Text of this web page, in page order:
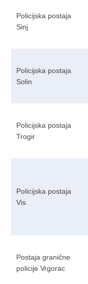
Policijska postaja
Sinj
Policijska postaja
Solin
Policijska postaja
Trogir
Policijska postaja
Vis
Postaja granične
policije Vrgorac